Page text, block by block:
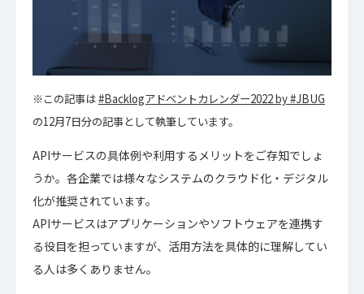
※この記事は#Backlogアドベントカレンダー2022 by #JBUG
の12月7日分の記事として執筆しています。
APIサービスの具体例や利用するメリットをご存知でしょ
うか。各企業では様々なシステムのクラウド化・デジタル
化が推奨されています。
APIサービスはアプリケーションやソフトウェアを連携す
る役目を担っていますが、活用方法を具体的に理解してい
る人は多くありません。